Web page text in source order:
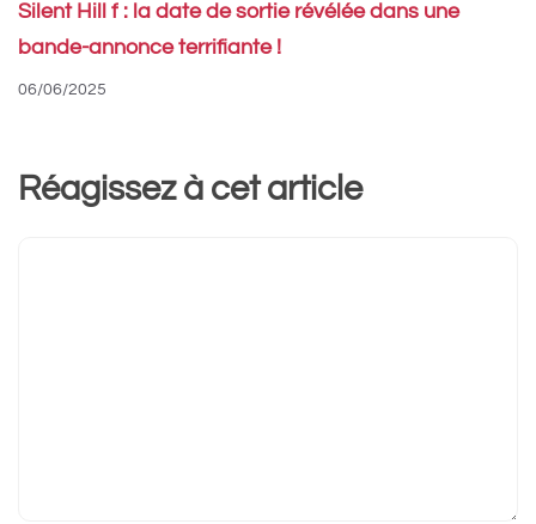
Silent Hill f : la date de sortie révélée dans une
bande-annonce terrifiante !
06/06/2025
Réagissez à cet article